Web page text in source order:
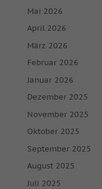
Mai 2026
April 2026
März 2026
Februar 2026
Januar 2026
Dezember 2025
November 2025
Oktober 2025
September 2025
August 2025
Juli 2025